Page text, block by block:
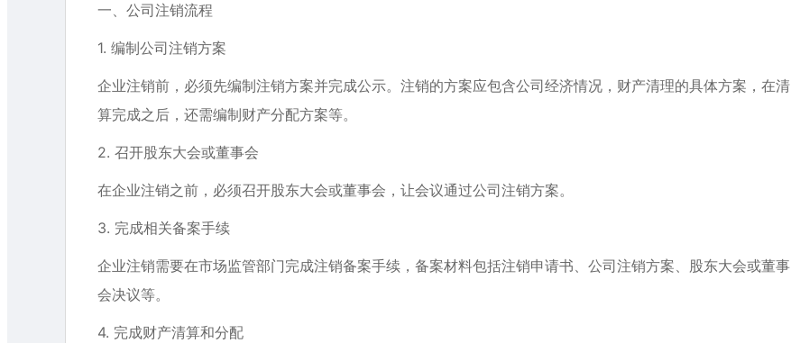
一、公司注销流程
1. 编制公司注销方案
企业注销前，必须先编制注销方案并完成公示。注销的方案应包含公司经济情况，财产清理的具体方案，在清
算完成之后，还需编制财产分配方案等。
2. 召开股东大会或董事会
在企业注销之前，必须召开股东大会或董事会，让会议通过公司注销方案。
3. 完成相关备案手续
企业注销需要在市场监管部门完成注销备案手续，备案材料包括注销申请书、公司注销方案、股东大会或董事
会决议等。
4. 完成财产清算和分配